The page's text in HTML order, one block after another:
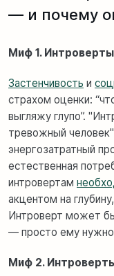
— и почему
Миф 1.
Застенчивость и
страхом оценки:
выгляжу глупо”.
тревожный
энергозатратный
естественная
интровертам
акцентом на
Интроверт может
— просто ему нужно
Миф 2.